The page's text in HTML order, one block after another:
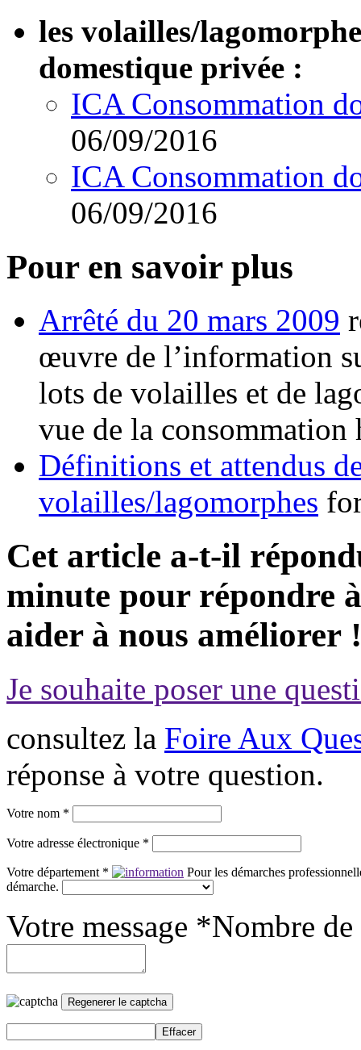
les volailles/
domestique privée :
ICA Consommation
06/09/2016
ICA Consommation
06/09/2016
Pour en savoir plus
Arrêté du 20 mars 2009
œuvre de l’information
lots de volailles et de
vue de la consommation
Définitions et attendus
volailles/lagomorphes
Cet article a-t-il
minute pour répondre
aider à nous améliorer !
Je souhaite poser une
consultez la Foire Aux
réponse à votre question.
Votre nom *
Votre adresse électronique *
Votre département *
Pour les démarches
démarche.
Votre message *Nombre